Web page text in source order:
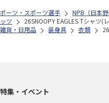
ーツ・スポーツ選手 NPB（日本野
ツ
26SNOOPY EAGLES Tシャツ(
雑貨・日用品 装身具 衣類
集・イベント